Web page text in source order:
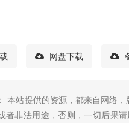
网盘下载
本站提供的资源，都来自网络
者非法用途，否则，一切后果